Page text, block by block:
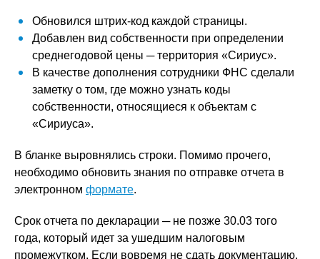
Обновился штрих-код каждой страницы.
Добавлен вид собственности при определении
среднегодовой цены ─ территория «Сириус».
В качестве дополнения сотрудники ФНС сделали
заметку о том, где можно узнать коды
собственности, относящиеся к объектам с
«Сириуса».
В бланке выровнялись строки. Помимо прочего,
необходимо обновить знания по отправке отчета в
электронном формате.
Срок отчета по декларации ─ не позже 30.03 того
года, который идет за ушедшим налоговым
промежутком. Если вовремя не сдать документацию,